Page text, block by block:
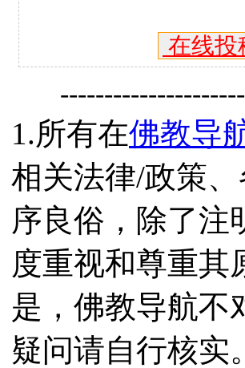
在线投
1.所有在佛教导
相关法律/政策、
序良俗，除了注
度重视和尊重其
是，佛教导航不
疑问请自行核实